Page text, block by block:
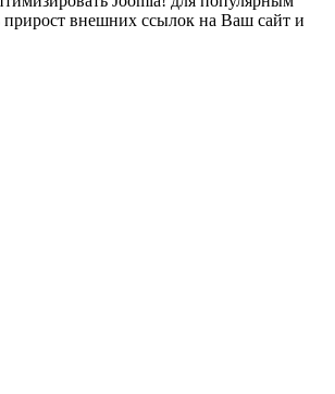
прирост внешних ссылок на Ваш сайт и